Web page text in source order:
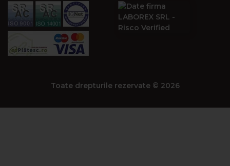
Toate drepturile rezervate © 2026